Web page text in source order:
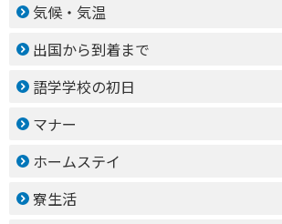
気候・気温
出国から到着まで
語学学校の初日
マナー
ホームステイ
寮生活